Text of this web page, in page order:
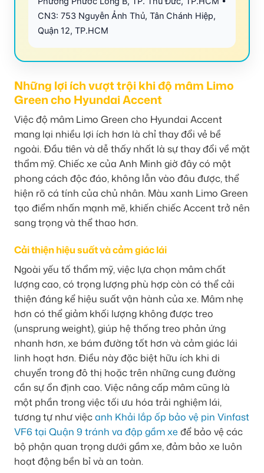
CN3: 753 Nguyễn Ảnh Thủ, Tân Chánh Hiệp,
Quận 12, TP.HCM
Những lợi ích vượt trội khi độ mâm Limo
Green cho Hyundai Accent
Việc độ mâm Limo Green cho Hyundai Accent
mang lại nhiều lợi ích hơn là chỉ thay đổi vẻ bề
ngoài. Đầu tiên và dễ thấy nhất là sự thay đổi về mặt
thẩm mỹ. Chiếc xe của Anh Minh giờ đây có một
phong cách độc đáo, không lẫn vào đâu được, thể
hiện rõ cá tính của chủ nhân. Màu xanh Limo Green
tạo điểm nhấn mạnh mẽ, khiến chiếc Accent trở nên
sang trọng và thể thao hơn.
Cải thiện hiệu suất và cảm giác lái
Ngoài yếu tố thẩm mỹ, việc lựa chọn mâm chất
lượng cao, có trọng lượng phù hợp còn có thể cải
thiện đáng kể hiệu suất vận hành của xe. Mâm nhẹ
hơn có thể giảm khối lượng không được treo
(unsprung weight), giúp hệ thống treo phản ứng
nhanh hơn, xe bám đường tốt hơn và cảm giác lái
linh hoạt hơn. Điều này đặc biệt hữu ích khi di
chuyển trong đô thị hoặc trên những cung đường
cần sự ổn định cao. Việc nâng cấp mâm cũng là
một phần trong việc tối ưu hóa trải nghiệm lái,
tương tự như việcanh Khải lắp ốp bảo vệ pin Vinfast
VF6 tại Quận 9 tránh va đập gầm xe để bảo vệ các
bộ phận quan trọng dưới gầm xe, đảm bảo xe luôn
hoạt động bền bỉ và an toàn.